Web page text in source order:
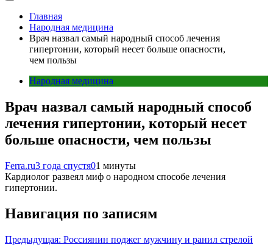
Главная
Народная медицина
Врач назвал самый народный способ лечения
гипертонии, который несет больше опасности,
чем пользы
Народная медицина
Врач назвал самый народный способ
лечения гипертонии, который несет
больше опасности, чем пользы
Ferra.ru3 года спустя01 минуты
Кардиолог развеял миф о народном способе лечения
гипертонии.
Навигация по записям
Предыдущая: Россиянин поджег мужчину и ранил стрелой